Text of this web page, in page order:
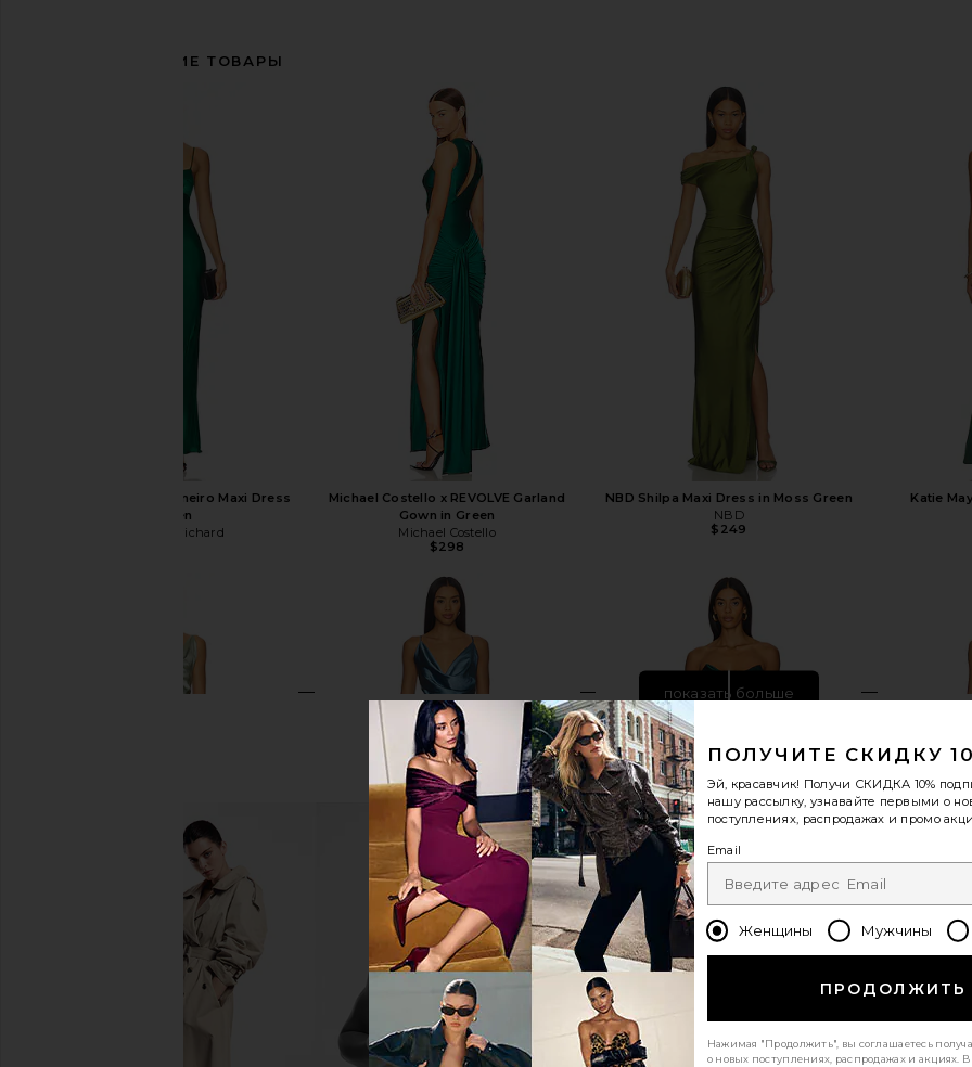
СОПУТСТВУЮЩИЕ ТОВАРЫ
Amanda Uprichard Janeiro Maxi Dress
in Green
Amanda Uprichard
Michael Costello x REVOLVE Garland
Gown in Green
Michael Costello
$298
NBD Shilpa Maxi Dress in Moss Green
NBD
$249
Katie
ELLIATT x REVOLVE Clementine Maxi
ELLIATT Clementine Maxi Dress in Cadet
Blue
ELLIATT
$211
Katie May Taylor Gown in Rainforest
Katie May
$298
Amanda
показать больше
ПОЛУЧИТЕ СКИДКУ
Эй, красавчик! Получи СКИДКА 10%
нашу рассылку, узнавайте первыми о
поступлениях, распродажах и промо
Email
Женщины Мужчины
ПРОДОЛЖИТЬ
Нажимая "Продолжить", вы соглашаетесь
о новых поступлениях, распродажах и акциях.